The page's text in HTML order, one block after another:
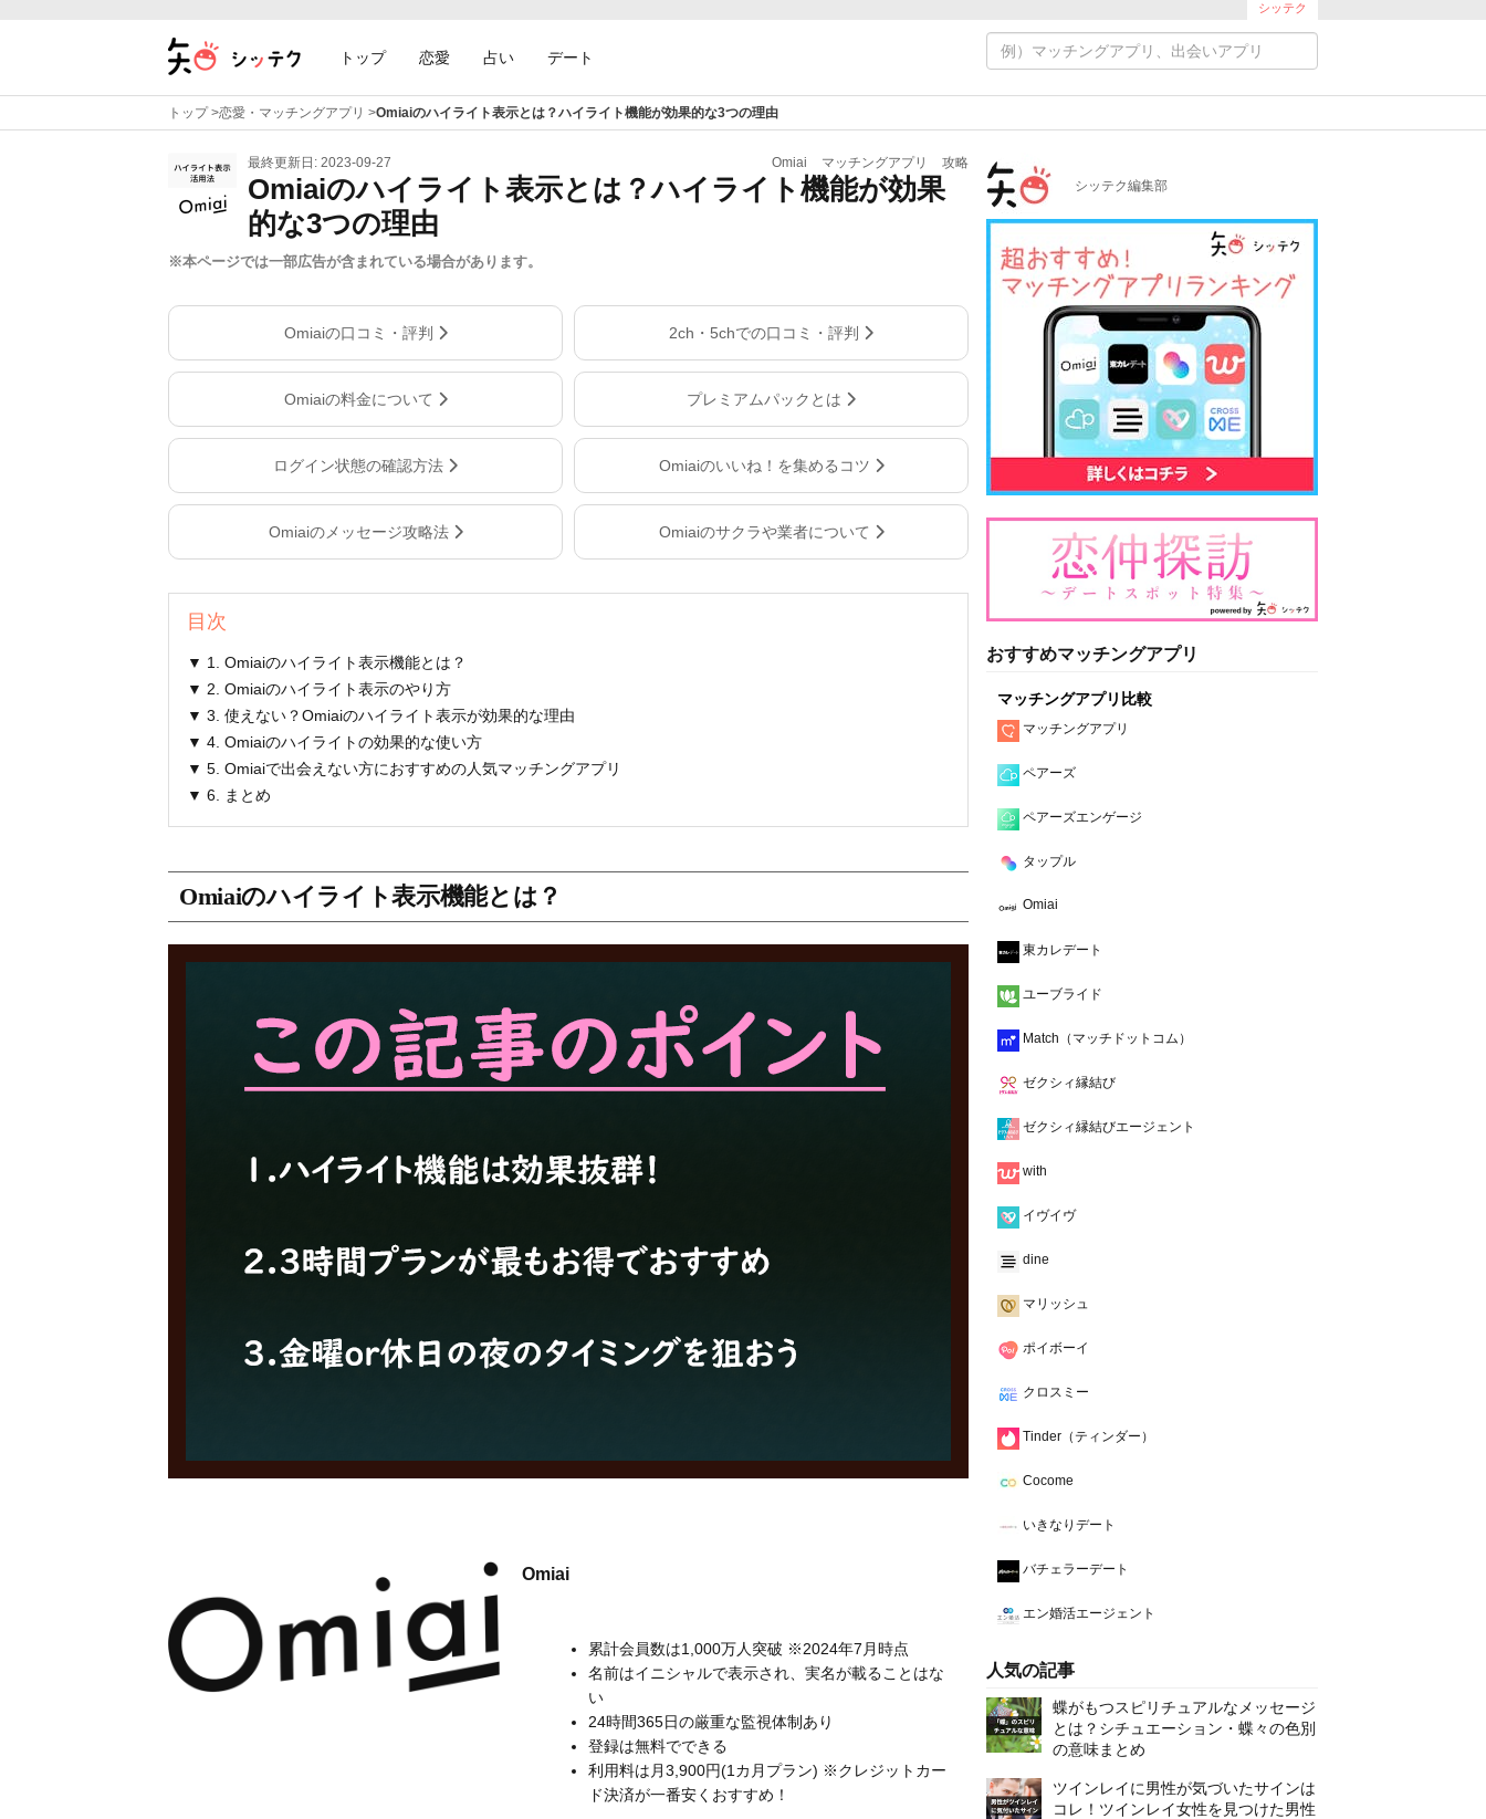
シッテク
トップ 恋愛 占い デート
トップ>恋愛・マッチングアプリ >Omiaiのハイライト表示とは？ハイライト機能が効果的な3つの理由
最終更新日: 2023-09-27 Omiai マッチングアプリ 攻略
Omiaiのハイライト表示とは？ハイライト機能が効果
的な3つの理由
※本ページでは一部広告が含まれている場合があります。
Omiaiの口コミ・評判 2ch・5chでの口コミ・評判
Omiaiの料金について プレミアムパックとは
ログイン状態の確認方法 Omiaiのいいね！を集めるコツ
Omiaiのメッセージ攻略法 Omiaiのサクラや業者について
目次
▼ 1. Omiaiのハイライト表示機能とは？
▼ 2. Omiaiのハイライト表示のやり方
▼ 3. 使えない？Omiaiのハイライト表示が効果的な理由
▼ 4. Omiaiのハイライトの効果的な使い方
▼ 5. Omiaiで出会えない方におすすめの人気マッチングアプリ
▼ 6. まとめ
Omiaiのハイライト表示機能とは？
Omiai
累計会員数は1,000万人突破 ※2024年7月時点
名前はイニシャルで表示され、実名が載ることはな
い
24時間365日の厳重な監視体制あり
登録は無料でできる
利用料は月3,900円(1カ月プラン) ※クレジットカー
ド決済が一番安くおすすめ！
シッテク編集部
おすすめマッチングアプリ
マッチングアプリ比較
マッチングアプリ
ペアーズ
ペアーズエンゲージ
タップル
Omiai
東カレデート
ユーブライド
Match（マッチドットコム）
ゼクシィ縁結び
ゼクシィ縁結びエージェント
with
イヴイヴ
dine
マリッシュ
ポイボーイ
クロスミー
Tinder（ティンダー）
Cocome
いきなりデート
バチェラーデート
エン婚活エージェント
人気の記事
蝶がもつスピリチュアルなメッセージ
とは？シチュエーション・蝶々の色別
の意味まとめ
ツインレイに男性が気づいたサインは
コレ！ツインレイ女性を見つけた男性